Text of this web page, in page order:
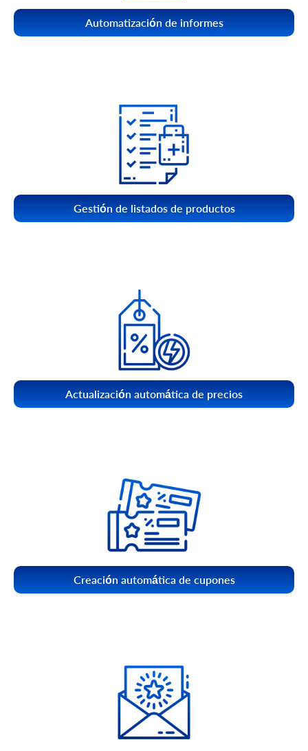
Automatización de informes
Gestión de listados de productos
Actualización automática de precios
Creación automática de cupones